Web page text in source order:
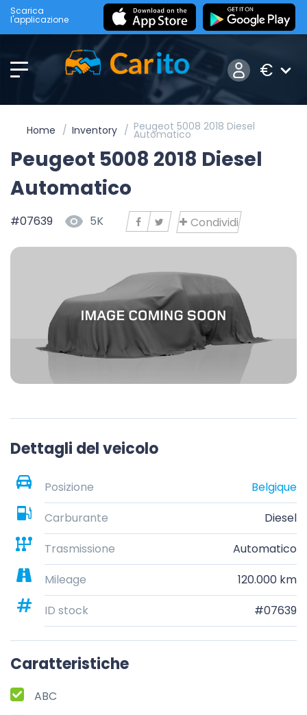
Scarica
l'applicazione
€
Home Inventory Peugeot 5008 2018 Diesel
Automatico
Peugeot 5008 2018 Diesel
Automatico
#07639 5K Condividi
Dettagli del veicolo
Posizione
Belgique
Carburante
Diesel
Trasmissione
Automatico
Mileage
120.000 km
ID stock
#07639
Caratteristiche
ABC